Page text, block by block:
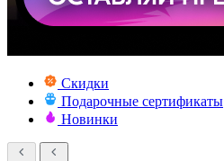
Скидки
Подарочные сертификаты
Новинки